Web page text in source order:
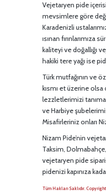
Vejetaryen pide
mevsimlere göre
Karadenizli
ısınan fırınlarımıza
kaliteyi ve doğallığı
hakiki tere yağı ise
Türk mutfağının ve
kısmı et üzerine
lezzletlerimizi
ve Harbiye
Misafirleriniz onları
Nizam Pide’nin
Taksim,
vejetaryen pide
pidenizi kapınıza
Tüm Hakları Saklıdır.